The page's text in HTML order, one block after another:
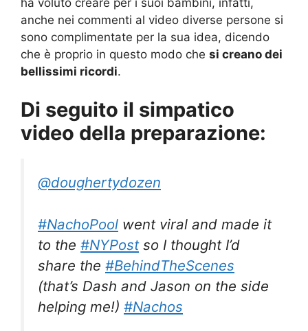
ha voluto creare per i suoi bambini, infatti,
anche nei commenti al video diverse persone si
sono complimentate per la sua idea, dicendo
che è proprio in questo modo che si creano dei
bellissimi ricordi.
Di seguito il simpatico
video della preparazione:
@doughertydozen
#NachoPool went viral and made it
to the #NYPostso I thought I’d
share the #BehindTheScenes
(that’s Dash and Jason on the side
helping me!) #Nachos